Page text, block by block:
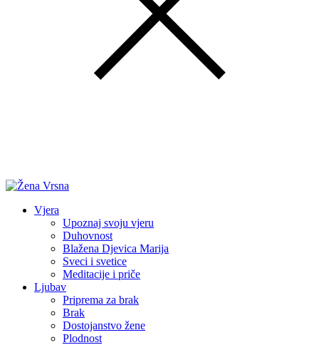
Vjera
Upoznaj svoju vjeru
Duhovnost
Blažena Djevica Marija
Sveci i svetice
Meditacije i priče
Ljubav
Priprema za brak
Brak
Dostojanstvo žene
Plodnost